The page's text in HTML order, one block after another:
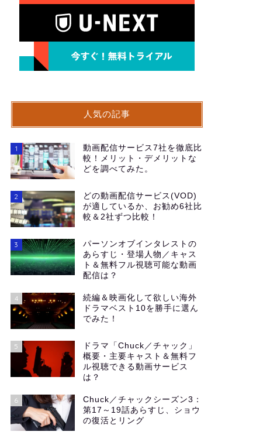
人気の記事
1
動画配信サービス7社を徹底比
較！メリット・デメリットな
どを調べてみた。
2
どの動画配信サービス(VOD)
が適しているか、お勧め6社比
較＆2社ずつ比較！
3
パーソンオブインタレストの
あらすじ・登場人物／キャス
ト＆無料フル視聴可能な動画
配信は？
4
続編＆映画化して欲しい海外
ドラマベスト10を勝手に選ん
でみた！
5
ドラマ「Chuck／チャック」
概要・主要キャスト＆無料フ
ル視聴できる動画サービス
は？
6
Chuck／チャックシーズン3：
第17～19話あらすじ、ショウ
の復活とリング